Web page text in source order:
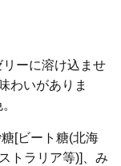
ーに溶け込ませ
わいがありま
[ビート糖(北海
トラリア等)]、み